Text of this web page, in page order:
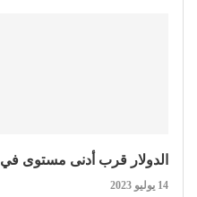
الدولار قرب أدنى مستوى في 15 شهرا مع تراجع التضخم
14 يوليو 2023